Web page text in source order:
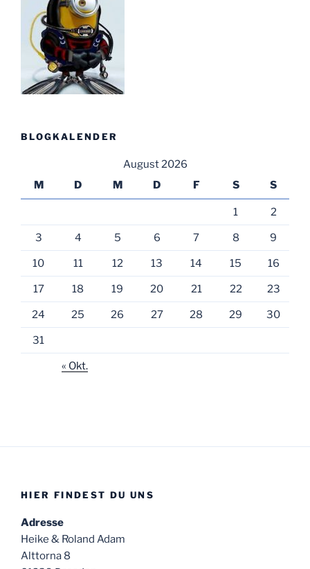
BLOGKALENDER
August 2026
M
D M D F S S
1 2
3 4 5 6 7 8 9
10 11 12 13 14 15 16
17 18 19 20 21 22 23
24 25 26 27 28 29 30
31
« Okt.
HIER FINDEST DU UNS
Adresse
Heike & Roland Adam
Alttorna 8